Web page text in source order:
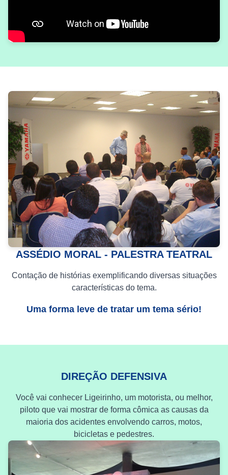
ASSÉDIO MORAL - PALESTRA TEATRAL
Contação de histórias exemplificando diversas situações
características do tema.
Uma forma leve de tratar um tema sério!
DIREÇÃO DEFENSIVA
Você vai conhecer Ligeirinho, um motorista, ou melhor,
piloto que vai mostrar de forma cômica as causas da
maioria dos acidentes envolvendo carros, motos,
bicicletas e pedestres.